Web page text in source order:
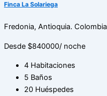
Finca La Solariega
Fredonia, Antioquia. Colombia
Desde $840000/ noche
4 Habitaciones
5 Baños
20 Huéspedes